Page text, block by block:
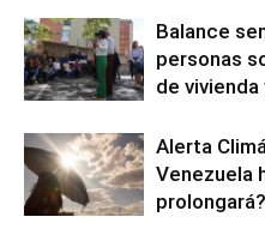
Balance
personas
de
Alerta
Venezuela
prolongará?